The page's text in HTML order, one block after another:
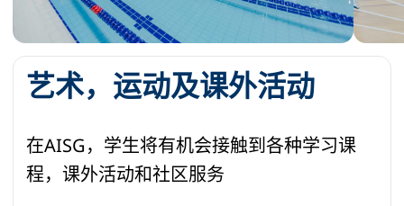
艺术，运动及课外活动
在AISG，学生将有机会接触到各种学习课
程，课外活动和社区服务